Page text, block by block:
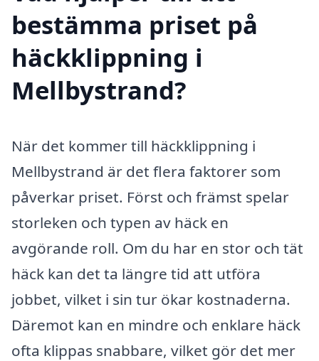
bestämma priset på
häckklippning i
Mellbystrand?
När det kommer till häckklippning i
Mellbystrand är det flera faktorer som
påverkar priset. Först och främst spelar
storleken och typen av häck en
avgörande roll. Om du har en stor och tät
häck kan det ta längre tid att utföra
jobbet, vilket i sin tur ökar kostnaderna.
Däremot kan en mindre och enklare häck
ofta klippas snabbare, vilket gör det mer